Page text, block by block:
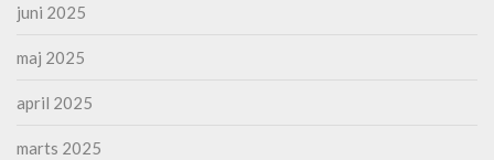
juni 2025
maj 2025
april 2025
marts 2025